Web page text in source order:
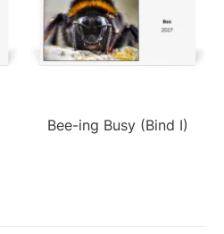
Bee-ing Busy (Bind I)